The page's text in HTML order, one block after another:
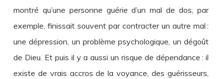
montré qu’une personne guérie d’un mal de dos, par
exemple, finissait souvent par contracter un autre mal :
une dépression, un problème psychologique, un dégoût
de Dieu. Et puis il y a aussi un risque de dépendance : il
existe de vrais accros de la voyance, des guérisseurs,